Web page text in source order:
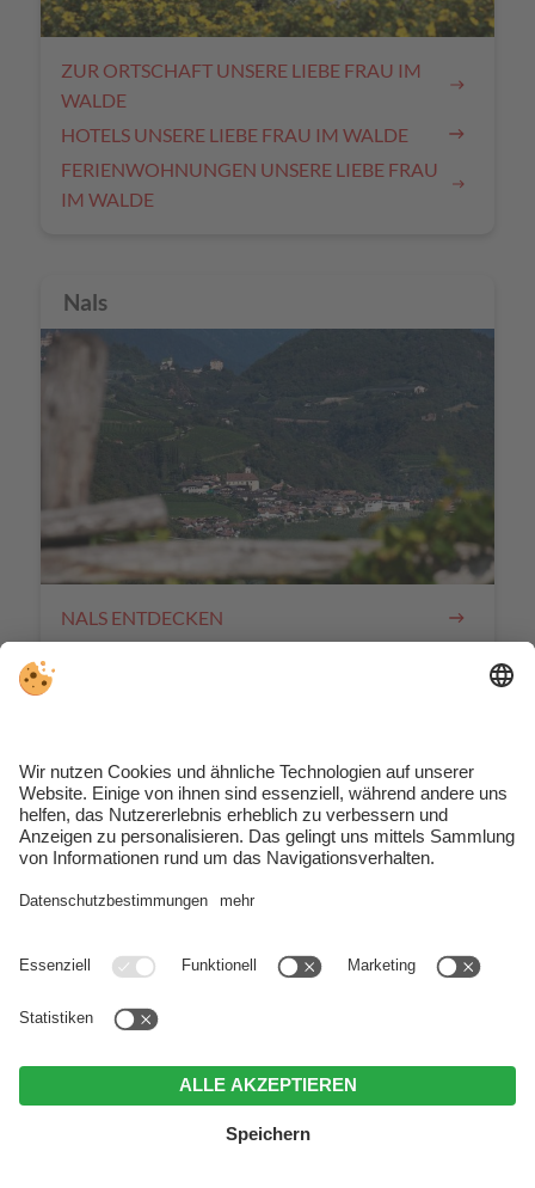
ZUR ORTSCHAFT UNSERE LIEBE FRAU IM
WALDE
HOTELS UNSERE LIEBE FRAU IM WALDE
FERIENWOHNUNGEN UNSERE LIEBE FRAU
IM WALDE
Nals
NALS ENTDECKEN
Gargazon
ZUR ORTSCHAFT GARGAZON
HOTELS GARGAZON